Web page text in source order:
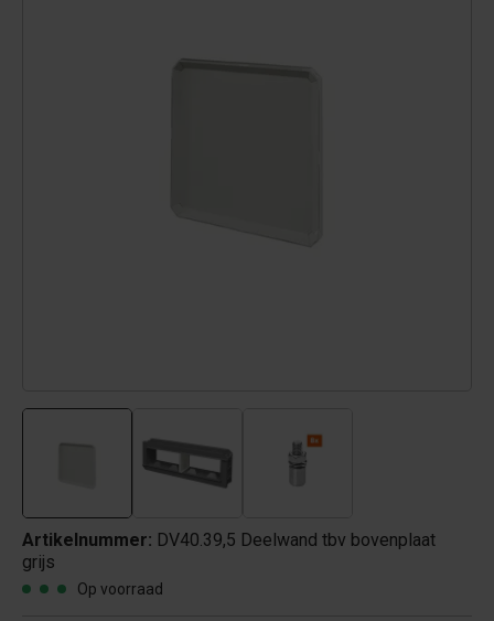
Artikelnummer: DV40.39,5 Deelwand tbv bovenplaat
grijs
Op voorraad